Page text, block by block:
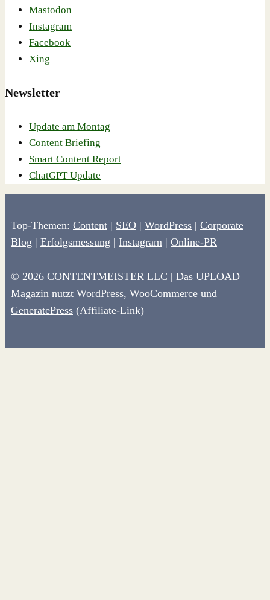
Mastodon
Instagram
Facebook
Xing
Newsletter
Update am Montag
Content Briefing
Smart Content Report
ChatGPT Update
Top-Themen: Content | SEO | WordPress | Corporate
Blog | Erfolgsmessung | Instagram | Online-PR
© 2026 CONTENTMEISTER LLC | Das UPLOAD
Magazin nutzt WordPress, WooCommerce und
GeneratePress (Affiliate-Link)